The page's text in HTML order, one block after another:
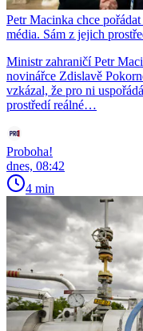
Petr Macinka chce
média. Sám z jejich
Ministr zahraničí Petr
novinářce Zdislavě
vzkázal, že pro ni
prostředí reálné…
Proboha!
dnes, 08:42
4 min